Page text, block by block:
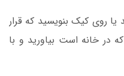
روی کیک بنویسید که قرار
در خانه است بیاورید و با